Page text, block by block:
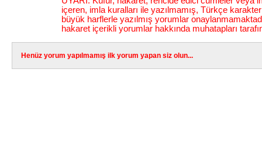
içeren, imla kuralları ile yazılmamış, Türkçe
büyük harflerle yazılmış yorumlar
hakaret içerikli yorumlar hakkında muhatapları
Henüz yorum yapılmamış ilk yorum yapan siz olun...